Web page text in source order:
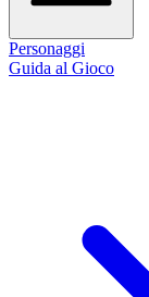
Personaggi
Guida al Gioco